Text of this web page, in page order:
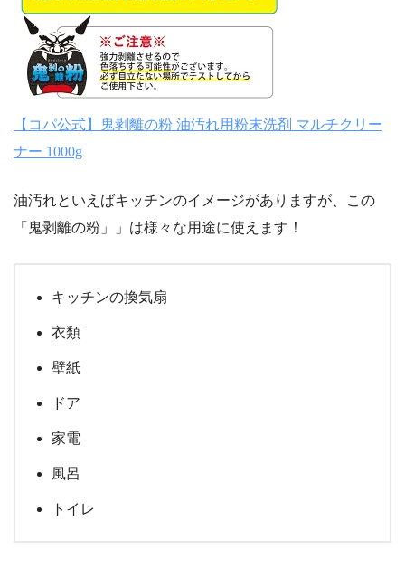
【コパ公式】鬼剥離の粉 油汚れ用粉末洗剤 マルチクリー
ナー 1000g
油汚れといえばキッチンのイメージがありますが、この
「鬼剥離の粉」」は様々な用途に使えます！
キッチンの換気扇
衣類
壁紙
ドア
家電
風呂
トイレ